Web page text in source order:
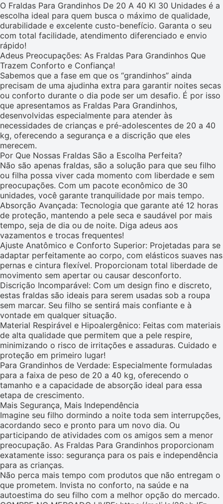
O Fraldas Para Grandinhos De 20 A 40 Kl 30 Unidades é a
escolha ideal para quem busca o máximo de qualidade,
durabilidade e excelente custo-benefício. Garanta o seu
com total facilidade, atendimento diferenciado e envio
rápido!
Adeus Preocupações: As Fraldas Para Grandinhos Que
Trazem Conforto e Confiança!
Sabemos que a fase em que os “grandinhos” ainda
precisam de uma ajudinha extra para garantir noites secas
ou conforto durante o dia pode ser um desafio. É por isso
que apresentamos as Fraldas Para Grandinhos,
desenvolvidas especialmente para atender às
necessidades de crianças e pré-adolescentes de 20 a 40
kg, oferecendo a segurança e a discrição que eles
merecem.
Por Que Nossas Fraldas São a Escolha Perfeita?
Não são apenas fraldas, são a solução para que seu filho
ou filha possa viver cada momento com liberdade e sem
preocupações. Com um pacote econômico de 30
unidades, você garante tranquilidade por mais tempo.
Absorção Avançada: Tecnologia que garante até 12 horas
de proteção, mantendo a pele seca e saudável por mais
tempo, seja de dia ou de noite. Diga adeus aos
vazamentos e trocas frequentes!
Ajuste Anatômico e Conforto Superior: Projetadas para se
adaptar perfeitamente ao corpo, com elásticos suaves nas
pernas e cintura flexível. Proporcionam total liberdade de
movimento sem apertar ou causar desconforto.
Discrição Incomparável: Com um design fino e discreto,
estas fraldas são ideais para serem usadas sob a roupa
sem marcar. Seu filho se sentirá mais confiante e à
vontade em qualquer situação.
Material Respirável e Hipoalergênico: Feitas com materiais
de alta qualidade que permitem que a pele respire,
minimizando o risco de irritações e assaduras. Cuidado e
proteção em primeiro lugar!
Para Grandinhos de Verdade: Especialmente formuladas
para a faixa de peso de 20 a 40 kg, oferecendo o
tamanho e a capacidade de absorção ideal para essa
etapa de crescimento.
Mais Segurança, Mais Independência
Imagine seu filho dormindo a noite toda sem interrupções,
acordando seco e pronto para um novo dia. Ou
participando de atividades com os amigos sem a menor
preocupação. As Fraldas Para Grandinhos proporcionam
exatamente isso: segurança para os pais e independência
para as crianças.
Não perca mais tempo com produtos que não entregam o
que prometem. Invista no conforto, na saúde e na
autoestima do seu filho com a melhor opção do mercado.